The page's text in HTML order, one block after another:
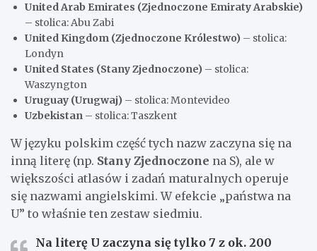
United Arab Emirates (Zjednoczone Emiraty Arabskie)
– stolica: Abu Zabi
United Kingdom (Zjednoczone Królestwo) – stolica:
Londyn
United States (Stany Zjednoczone) – stolica:
Waszyngton
Uruguay (Urugwaj) – stolica: Montevideo
Uzbekistan – stolica: Taszkent
W języku polskim część tych nazw zaczyna się na
inną literę (np. Stany Zjednoczone na S), ale w
większości atlasów i zadań maturalnych operuje
się nazwami angielskimi. W efekcie „państwa na
U” to właśnie ten zestaw siedmiu.
Na literę U zaczyna się tylko 7 z ok. 200